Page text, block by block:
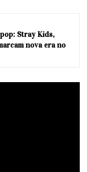
Stray Kids,
nova era no